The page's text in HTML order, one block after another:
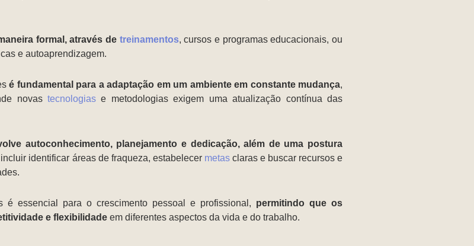
formal, através de treinamentos, cursos e programas educacionais, ou
e autoaprendizagem.
é fundamental para a adaptação em um ambiente em constante mudança,
novas tecnologias e metodologias exigem uma atualização contínua das
autoconhecimento, planejamento e dedicação, além de uma postura
incluir identificar áreas de fraqueza, estabelecer metasclaras e buscar recursos e
é essencial para o crescimento pessoal e profissional, permitindo que os
e flexibilidade em diferentes aspectos da vida e do trabalho.